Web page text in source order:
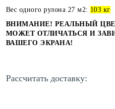
Вес одного рулона 27 м2: 103 кг
ВНИМАНИЕ! РЕАЛЬНЫЙ
МОЖЕТ ОТЛИЧАТЬСЯ И
ВАШЕГО ЭКРАНА!
Рассчитать доставку: